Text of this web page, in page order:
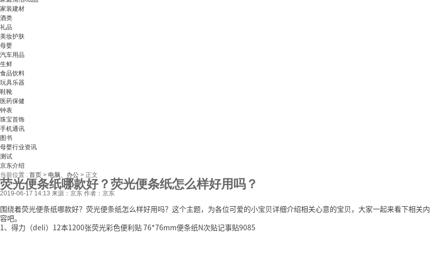
家装建材
酒类
礼品
美妆护肤
母婴
汽车用品
生鲜
食品饮料
玩具乐器
鞋靴
医药保健
钟表
珠宝首饰
手机通讯
图书
母婴行业资讯
测试
京东介绍
当前位置 : 首页 > 电脑、办公 > 正文
荧光便条纸哪款好？荧光便条纸怎么样好用吗？
2019-06-17 14:13 来源：京东 作者：京东
围绕着荧光便条纸哪款好？荧光便条纸怎么样好用吗？这个主题，为各位可爱的小宝贝详细介绍相关心意的宝贝，大家一起来看下相关内
容吧。
1、得力（deli）12本1200张荧光彩色便利贴 76*76mm便条纸N次贴记事贴9085